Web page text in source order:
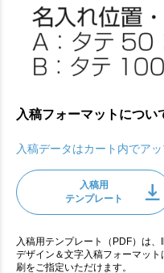
入稿フォーマットについ
入稿データはカート内でア
入稿用
テンプレート
入稿用テンプレート（PDF）は、
デザイン＆文字入稿フォーマッ
刷をご指定いただけます。